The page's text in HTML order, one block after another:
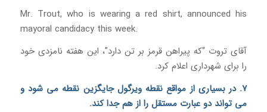
Mr. Trout, who is wearing a red shirt, announced his
mayoral candidacy this week.
آقای تروت “که پیراهن قرمز بر تن دارد”، این هفته نامزدی خود
را برای شهرداری اعلام کرد.
7. در بسیاری از مواقع نقطه ویرگول جایگزین نقطه می شود و
می تواند دو عبارت مستقل را از هم جدا کند.